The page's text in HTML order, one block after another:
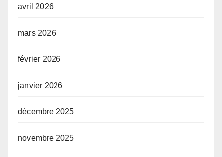
avril 2026
mars 2026
février 2026
janvier 2026
décembre 2025
novembre 2025